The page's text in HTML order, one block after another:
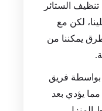
الستائر
لكن مع
يمكننا من
بواسطة فريق
مما يؤدي بعد